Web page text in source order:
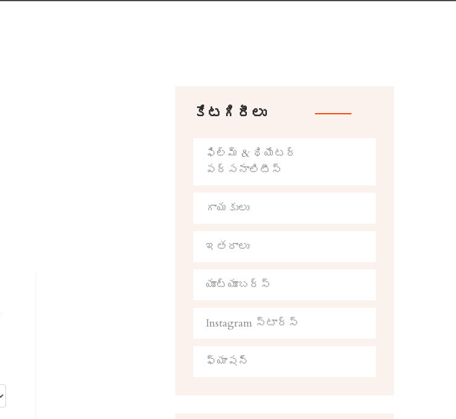
కేటగిరీలు
ఫిల్మ్ & థియేటర్
పర్సనాలిటీస్
గాయకులు
ఇతరాలు
యూట్యూబర్స్
Instagram స్టార్స్
ఫ్యాషన్